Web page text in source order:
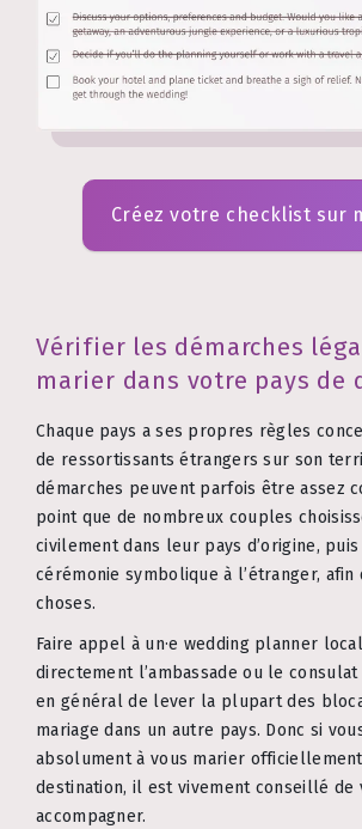
Créez votre checklist sur
Vérifier les démarches
marier dans votre pays de
Chaque pays a ses propres règles
de ressortissants étrangers sur son
démarches peuvent parfois être assez
point que de nombreux couples
civilement dans leur pays d’origine, puis
cérémonie symbolique à l’étranger,
choses.
Faire appel à un·e wedding planner
directement l’ambassade ou le
en général de lever la plupart des
mariage dans un autre pays. Donc si
absolument à vous marier
destination, il est vivement conseillé de
accompagner.